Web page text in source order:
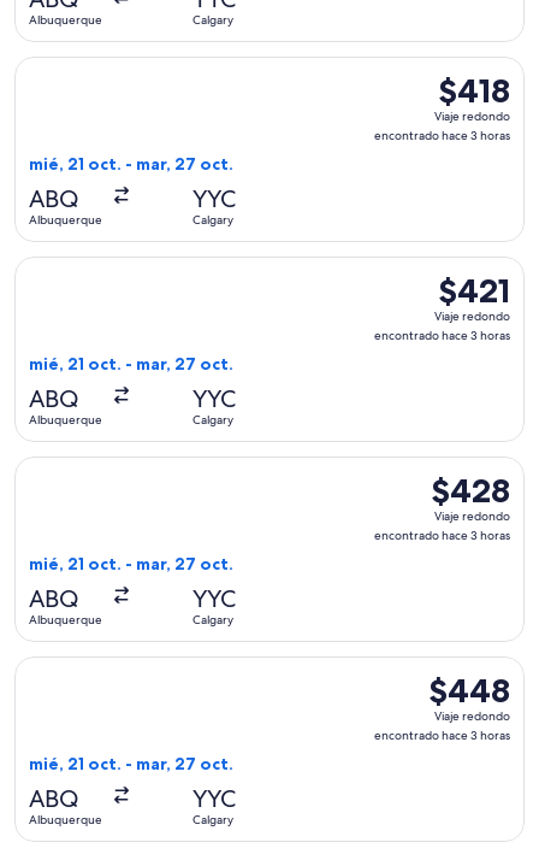
Albuquerque Calgary
$418
Viaje
redondo,
$418
Viaje redondo
encontrado hace 3 horas
mié, 21 oct. - mar, 27 oct.
ABQ
Albuquerque
YYC
Calgary
Seleccionar vuelo de Alaska Airlines, con salida el mié, 21
$421
Viaje
redondo,
$421
Viaje redondo
encontrado hace 3 horas
mié, 21 oct. - mar, 27 oct.
ABQ
Albuquerque
YYC
Calgary
Seleccionar vuelo de Alaska Airlines, con salida el mié, 21
$428
Viaje
redondo,
$428
Viaje redondo
encontrado hace 3 horas
mié, 21 oct. - mar, 27 oct.
ABQ
Albuquerque
YYC
Calgary
Seleccionar vuelo de Alaska Airlines, con salida el mié, 21
$448
Viaje
redondo,
$448
Viaje redondo
encontrado hace 3 horas
mié, 21 oct. - mar, 27 oct.
ABQ
Albuquerque
YYC
Calgary
Seleccionar vuelo de United, con salida el mié, 21 oct.